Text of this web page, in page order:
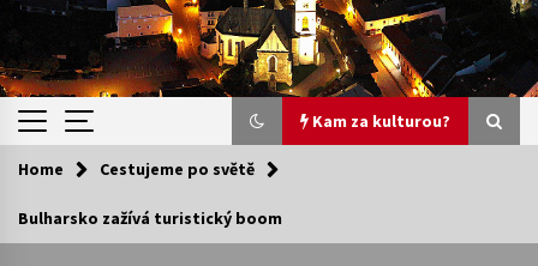
Kam za kulturou?
Kam za kulturou?
Home Cestujeme po světě
Bulharsko zažívá turistický boom